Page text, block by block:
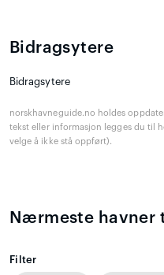
Bidragsytere
Bidragsytere
norskhavneguide.no holdes
tekst eller informasjon legges du til
velge å ikke stå oppført).
Nærmeste havner
Filter